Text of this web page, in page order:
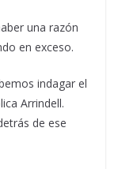
una razón
en exceso.
indagar el
Arrindell.
de ese